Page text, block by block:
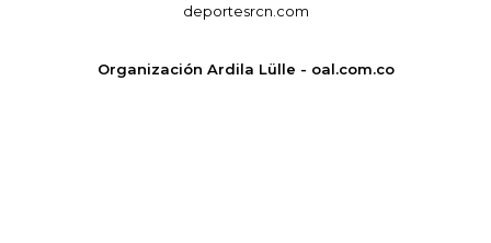
deportesrcn.com
Organización Ardila Lülle - oal.com.co